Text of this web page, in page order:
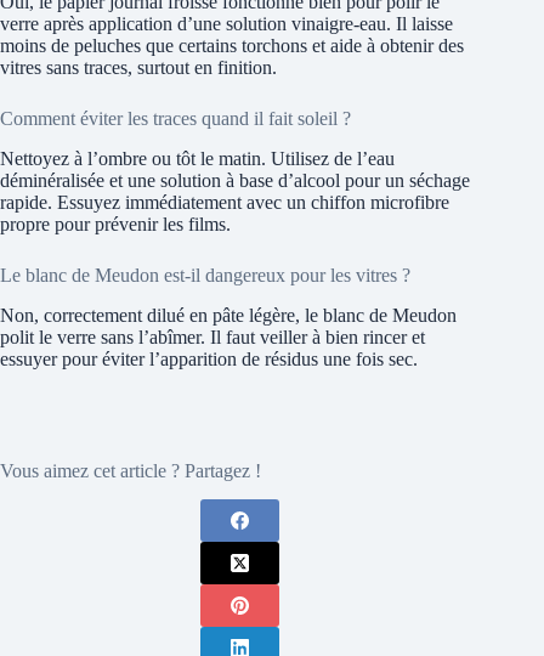
verre après application d’une solution vinaigre-eau. Il laisse
moins de peluches que certains torchons et aide à obtenir des
vitres sans traces, surtout en finition.
Comment éviter les traces quand il fait soleil ?
Nettoyez à l’ombre ou tôt le matin. Utilisez de l’eau
déminéralisée et une solution à base d’alcool pour un séchage
rapide. Essuyez immédiatement avec un chiffon microfibre
propre pour prévenir les films.
Le blanc de Meudon est-il dangereux pour les vitres ?
Non, correctement dilué en pâte légère, le blanc de Meudon
polit le verre sans l’abîmer. Il faut veiller à bien rincer et
essuyer pour éviter l’apparition de résidus une fois sec.
Vous aimez cet article ? Partagez !